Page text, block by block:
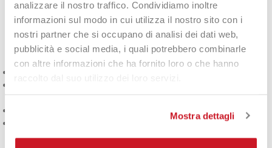
analizzare il nostro traffico. Condividiamo inoltre
informazioni sul modo in cui utilizza il nostro sito con i
nostri partner che si occupano di analisi dei dati web,
pubblicità e social media, i quali potrebbero combinarle
con altre informazioni che ha fornito loro o che hanno
Mostra dettagli
Per chi è consigliata la
Nox AT10 Genius JR
e vuole ridurre carico e vibrazioni;
che vogliono una versione più leggera
della sua pala.